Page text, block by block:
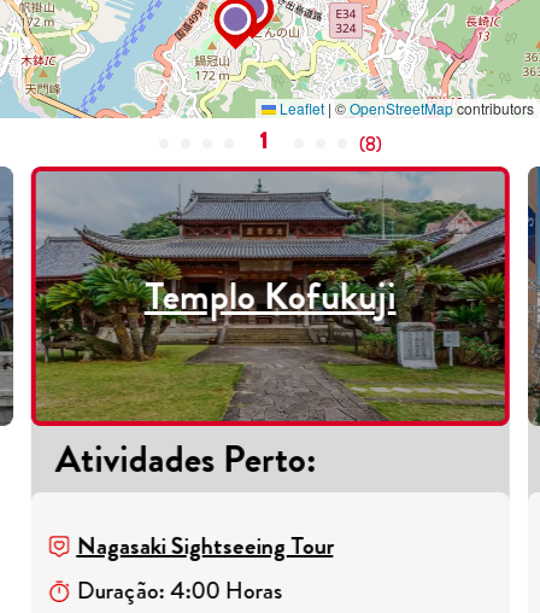
Leaflet | ©OpenStreetMapcontributors
1 (8)
Templo Kofukuji
Atividades Perto:
Nagasaki Sightseeing Tour
Duração:4:00 Horas